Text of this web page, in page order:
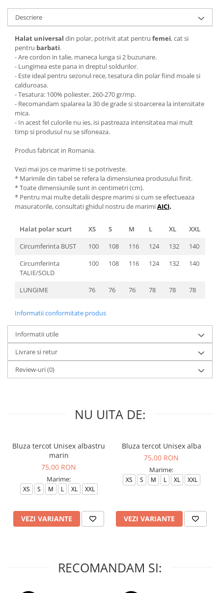
Descriere
Halat universal din polar, potrivit atat pentru femei, cat si
pentru barbati.
- Are cordon in talie, maneca lunga si 2 buzunare.
- Lungimea este pana in dreptul soldurilor.
- Este ideal pentru sezonul rece, tesatura din polar fiind moale si
calduroasa.
- Tesatura: 100% poliester, 260-270 gr/mp.
- Recomandam spalarea la 30 de grade si stoarcerea la intensitate
mica.
- In acest fel culorile nu ies, isi pastreaza intensitatea mai mult
timp si produsul nu se sifoneaza.
Produs fabricat in Romania.
Vezi mai jos ce marime ti se potriveste.
* Marimile din tabel se refera la dimensiunea produsului finit.
* Toate dimensiunile sunt in centimetri (cm).
* Pentru mai multe detalii despre marimi si cum se efectueaza
masuratorile, consultati ghidul nostru de marimiAICI.
Halat polar scurt XS S M L XL
XXL
Circumferinta BUST
100 108 116 124 132
140
Circumferinta
TALIE/SOLD
100 108 116 124 132 140
LUNGIME 76 76 76 78 78 78
Informatii conformitate produs
Informatii utile
Livrare si retur
Review-uri(0)
NU UITA DE:
Bluza tercot Unisex albastru
marin
75,00 RON
Marime:
XS S M L XL XXL
VEZI VARIANTE
Bluza tercot Unisex alba
75,00 RON
Marime:
XS S M L XL XXL
VEZI VARIANTE
RECOMANDAM SI: